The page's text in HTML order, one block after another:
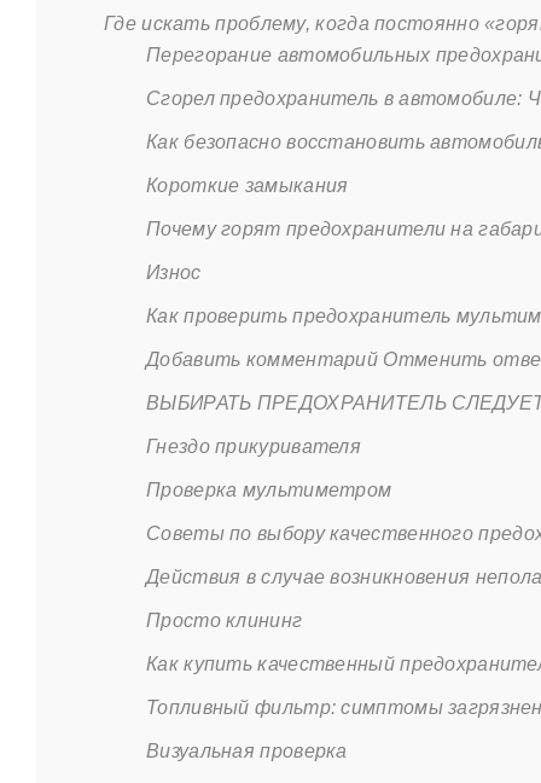
Где искать проблему, когда постоянно
Перегорание автомобильных
Сгорел предохранитель в автомобиле:
Как безопасно восстановить
Короткие замыкания
Почему горят предохранители на
Износ
Как проверить предохранитель
Добавить комментарий Отменить
ВЫБИРАТЬ ПРЕДОХРАНИТЕЛЬ
Гнездо прикуривателя
Проверка мультиметром
Советы по выбору качественного
Действия в случае возникновения
Просто клининг
Как купить качественный
Топливный фильтр: симптомы
Визуальная проверка